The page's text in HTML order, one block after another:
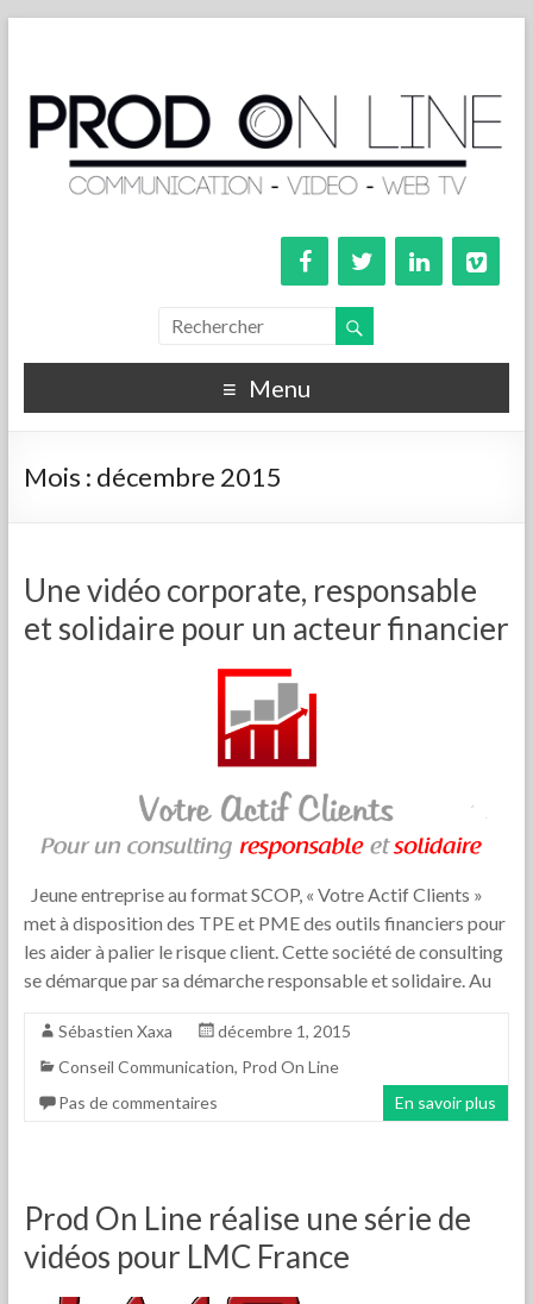
Menu
Mois : décembre 2015
Une vidéo corporate, responsable
et solidaire pour un acteur financier
Jeune entreprise au format SCOP, « Votre Actif Clients »
met à disposition des TPE et PME des outils financiers pour
les aider à palier le risque client. Cette société de consulting
se démarque par sa démarche responsable et solidaire. Au
Sébastien Xaxa
décembre 1, 2015
Conseil Communication, Prod On Line
Pas de commentaires
En savoir plus
Prod On Line réalise une série de
vidéos pour LMC France